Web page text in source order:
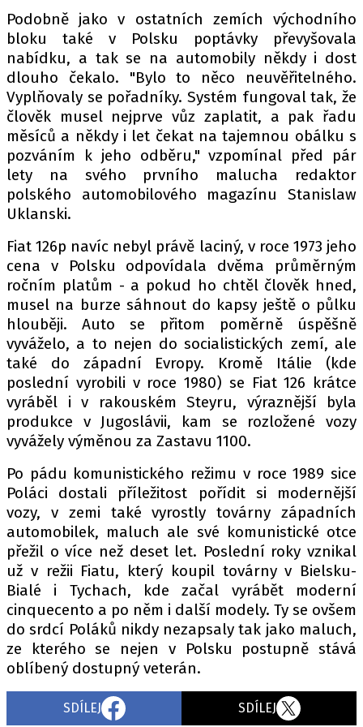
Podobně jako v ostatních zemích východního
bloku také v Polsku poptávky převyšovala
nabídku, a tak se na automobily někdy i dost
dlouho čekalo. "Bylo to něco neuvěřitelného.
Vyplňovaly se pořadníky. Systém fungoval tak, že
člověk musel nejprve vůz zaplatit, a pak řadu
měsíců a někdy i let čekat na tajemnou obálku s
pozváním k jeho odběru," vzpomínal před pár
lety na svého prvního malucha redaktor
polského automobilového magazínu Stanislaw
Uklanski.
Fiat 126p navíc nebyl právě laciný, v roce 1973 jeho
cena v Polsku odpovídala dvěma průměrným
ročním platům - a pokud ho chtěl člověk hned,
musel na burze sáhnout do kapsy ještě o půlku
hlouběji. Auto se přitom poměrně úspěšně
vyváželo, a to nejen do socialistických zemí, ale
také do západní Evropy. Kromě Itálie (kde
poslední vyrobili v roce 1980) se Fiat 126 krátce
vyráběl i v rakouském Steyru, výraznější byla
produkce v Jugoslávii, kam se rozložené vozy
vyvážely výměnou za Zastavu 1100.
Po pádu komunistického režimu v roce 1989 sice
Poláci dostali příležitost pořídit si modernější
vozy, v zemi také vyrostly továrny západních
automobilek, maluch ale své komunistické otce
přežil o více než deset let. Poslední roky vznikal
už v režii Fiatu, který koupil továrny v Bielsku-
Bialé i Tychach, kde začal vyrábět moderní
cinquecento a po něm i další modely. Ty se ovšem
do srdcí Poláků nikdy nezapsaly tak jako maluch,
ze kterého se nejen v Polsku postupně stává
oblíbený dostupný veterán.
SDÍLEJ SDÍLEJ